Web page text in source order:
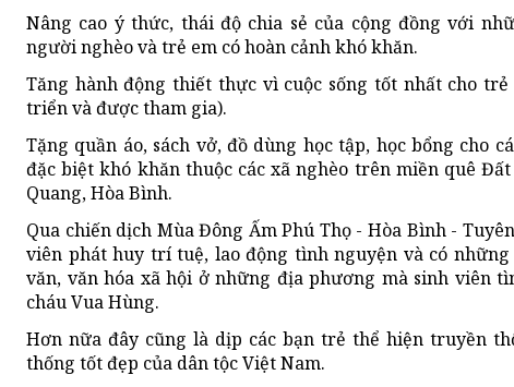
Nâng cao ý thức, thái độ chia sẻ của cộng đồng với
người nghèo và trẻ em có hoàn cảnh khó khăn.
Tăng hành động thiết thực vì cuộc sống tốt nhất cho
triển và được tham gia).
Tặng quần áo, sách vở, đồ dùng học tập, học bổng cho
đặc biệt khó khăn thuộc các xã nghèo trên miền quê
Quang, Hòa Bình.
Qua chiến dịch Mùa Đông Ấm Phú Thọ - Hòa Bình -
viên phát huy trí tuệ, lao động tình nguyện và có
văn, văn hóa xã hội ở những địa phương mà sinh viên
cháu Vua Hùng.
Hơn nữa đây cũng là dịp các bạn trẻ thể hiện truyền
thống tốt đẹp của dân tộc Việt Nam.